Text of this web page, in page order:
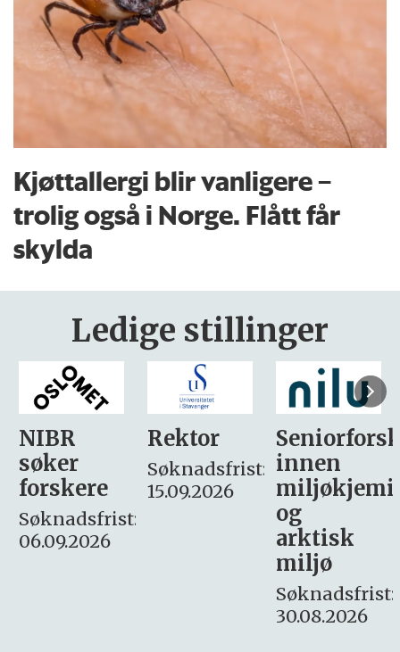
Kjøttallergi blir vanligere –
trolig også i Norge. Flått får
skylda
Ledige stillinger
Rektor
Søknadsfrist:
15.09.2026
Seniorforsker
innen
miljøkjemi
søker
– fast
Søknadsfrist:
16. august.